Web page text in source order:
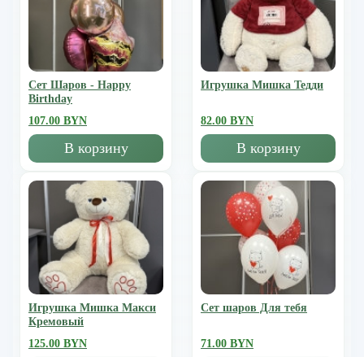
Сет Шаров - Happy
Birthday
107.00 BYN
В корзину
Игрушка Мишка Тедди
82.00 BYN
В корзину
Игрушка Мишка Mакси
Кремовый
125.00 BYN
Сет шаров Для тебя
71.00 BYN